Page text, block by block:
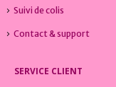
Suivi de colis
Contact & support
SERVICE CLIENT